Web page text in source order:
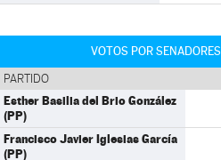
VOTOS POR
PARTIDO
Esther Basilia del Brio González
(PP)
Francisco Javier Iglesias García
(PP)